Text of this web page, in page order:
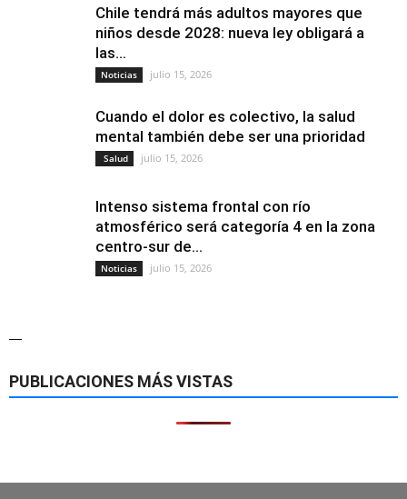
Chile tendrá más adultos mayores que
niños desde 2028: nueva ley obligará a
las...
Noticias julio 15, 2026
Cuando el dolor es colectivo, la salud
mental también debe ser una prioridad
Salud julio 15, 2026
Intenso sistema frontal con río
atmosférico será categoría 4 en la zona
centro-sur de...
Noticias julio 15, 2026
—
PUBLICACIONES MÁS VISTAS